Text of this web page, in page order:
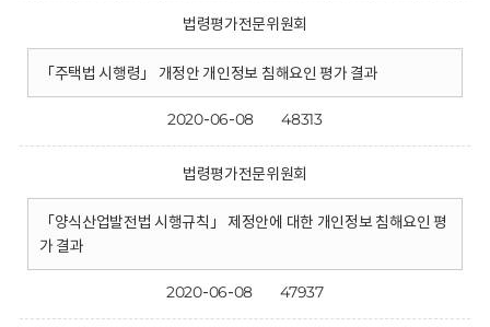
법령평가전문위원회
「주택법 시행령」 개정안 개인정보 침해요인 평가 결과
2020-06-08 48313
법령평가전문위원회
「양식산업발전법 시행규칙」 제정안에 대한 개인정보 침해요인 평
가 결과
2020-06-08 47937